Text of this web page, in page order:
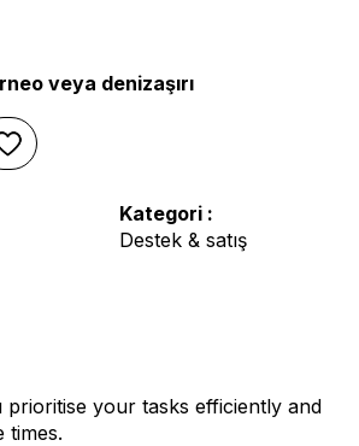
veya denizaşırı
Kategori
Destek & satış
prioritise your tasks efficiently and
times.